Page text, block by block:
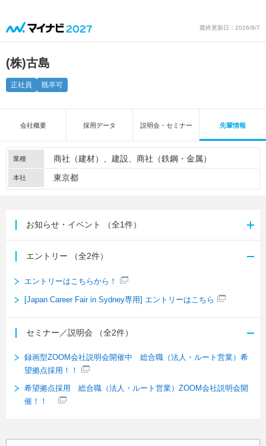
最終更新日：2026/8/7
(株)古島
正社員 既卒可
会社概要 採用データ 説明会・セミナー 先輩情報
業種 商社（建材） 建設 商社（鉄鋼・金属）
本社 東京都
お知らせ・イベント （全1件）
エントリー （全2件）
エントリーはこちらから！
[Japan Career Fair in Sydney専用] エントリーはこちら
セミナー／説明会 （全2件）
録画型ZOOM会社説明会開催中 総合職（法人・ルート営業）希
望拠点採用！！
希望拠点採用 総合職（法人・ルート営業）ZOOM会社説明会開
催！！